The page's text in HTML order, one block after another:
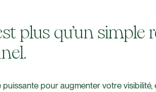
plus qu’un simple
puissante pour augmenter votre